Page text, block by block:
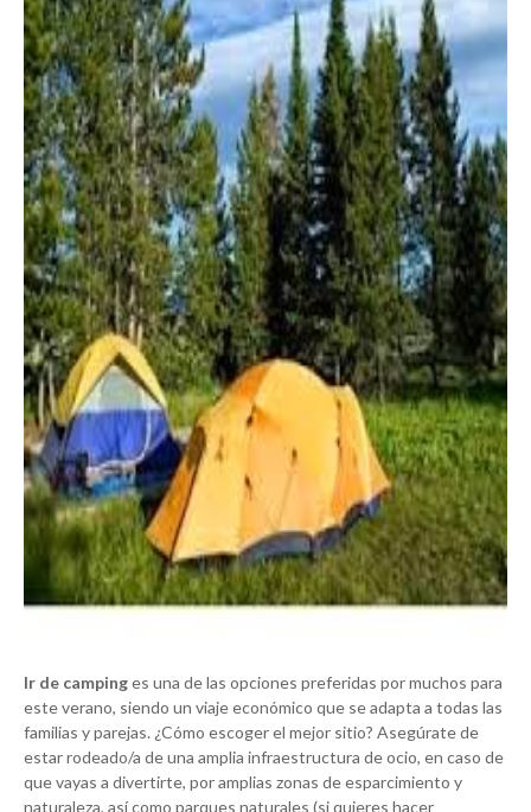
Ir de campinges una de las opciones preferidas por muchos para
este verano, siendo un viaje económico que se adapta a todas las
familias y parejas. ¿Cómo escoger el mejor sitio? Asegúrate de
estar rodeado/a de una amplia infraestructura de ocio, en caso de
que vayas a divertirte, por amplias zonas de esparcimiento y
naturaleza, así como parques naturales (si quieres hacer